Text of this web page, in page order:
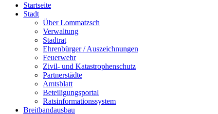
Startseite
Stadt
Über Lommatzsch
Verwaltung
Stadtrat
Ehrenbürger / Auszeichnungen
Feuerwehr
Zivil- und Katastrophenschutz
Partnerstädte
Amtsblatt
Beteiligungsportal
Ratsinformationssystem
Breitbandausbau